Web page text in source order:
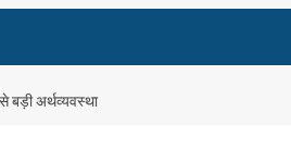
बड़ी अर्थव्यवस्था